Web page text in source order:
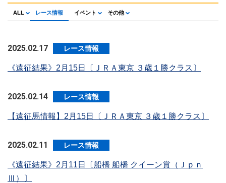
ALL レース情報 イベント その他
2025.02.17 レース情報
《遠征結果》2月15日〔ＪＲＡ東京 ３歳１勝クラス〕
2025.02.14 レース情報
【遠征馬情報】2月15日〔ＪＲＡ東京 ３歳１勝クラス〕
2025.02.11 レース情報
《遠征結果》2月11日〔船橋 船橋 クイーン賞（Ｊｐｎ
Ⅲ）〕